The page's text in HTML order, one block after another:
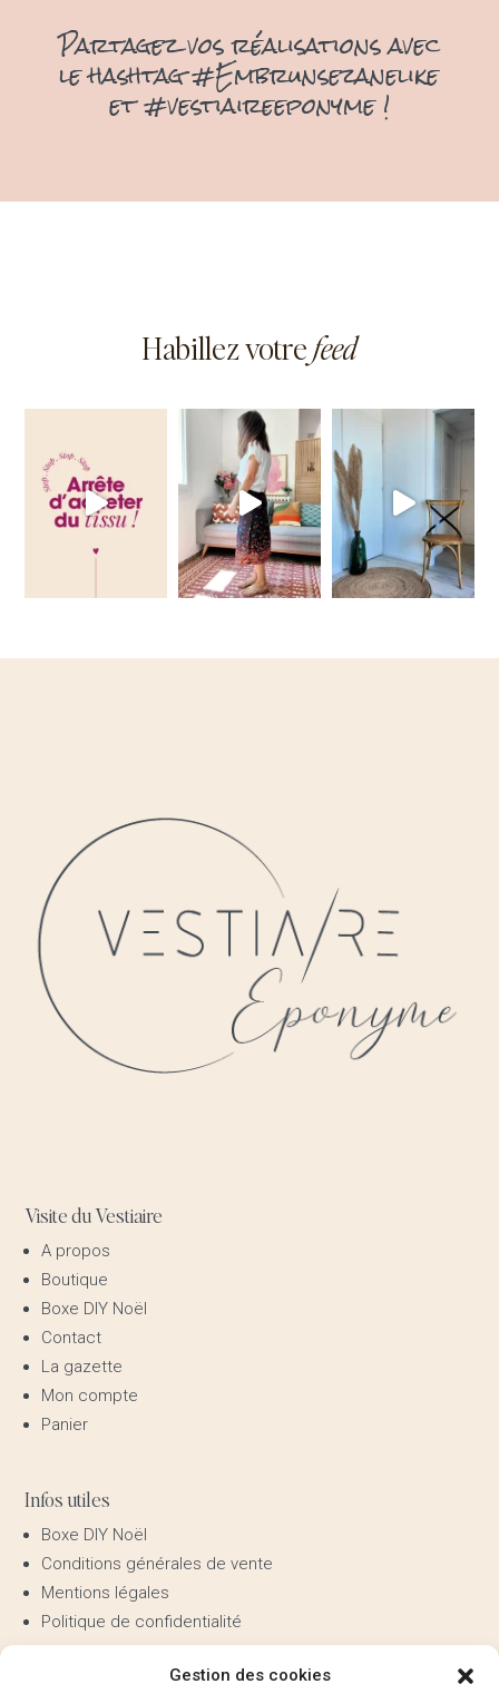
Gestion des cookies
Partagez vos réalisations avec
le hashtag #Embrunsezanelike
et #vestiaireeponyme !
Habillez votrefeed
Visite du Vestiaire
A propos
Boutique
Boxe DIY Noël
Contact
La gazette
Mon compte
Panier
Infos utiles
Boxe DIY Noël
Conditions générales de vente
Mentions légales
Politique de confidentialité